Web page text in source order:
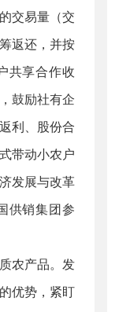
交易量（交
返还，并按
共享合作收
鼓励社有企
利、股份合
带动小农户
发展与改革
供销集团参
农产品。发
优势，紧盯